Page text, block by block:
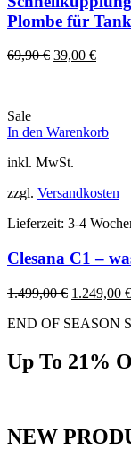
Plombe für
69,90€ Ursprünglicher
39,00 €
Sale
In den Warenkorb
inkl. MwSt.
zzgl. Versandkosten
Lieferzeit: 3-4
Clesana C1 –
1.499,00€
war:
1.249,00 €
END OF SEASON
Up To 21%
NEW